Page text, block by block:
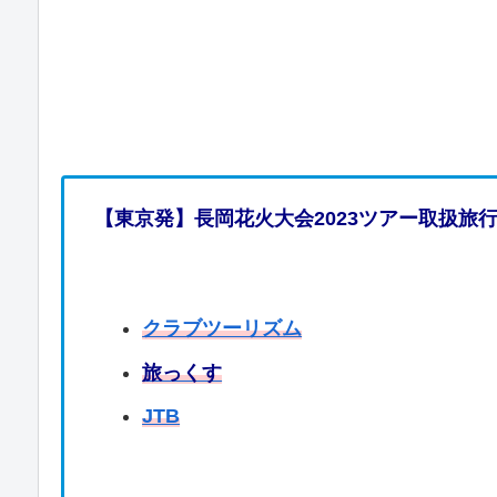
【東京発】長岡花火大会2023ツアー取扱旅
クラブツーリズム
旅っくす
JTB